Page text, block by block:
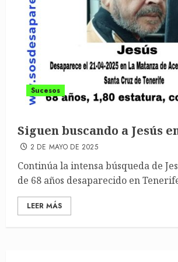
Sucesos
Siguen buscando a Jesús
2 DE MAYO DE 2025
Continúa la intensa búsqueda de
de 68 años desaparecido en
LEER MÁS